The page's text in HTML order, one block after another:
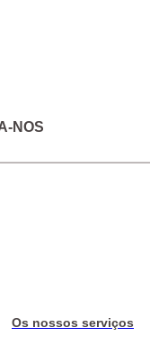
NOS
Os nossos serviços